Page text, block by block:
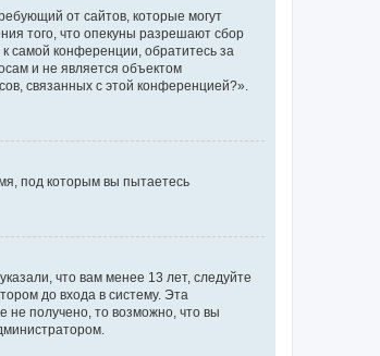
от сайтов, которые могут
того, что опекуны разрешают сбор
самой конференции, обратитесь за
и не является объектом
связанных с этой конференцией?».
под которым вы пытаетесь
что вам менее 13 лет, следуйте
до входа в систему. Эта
получено, то возможно, что вы